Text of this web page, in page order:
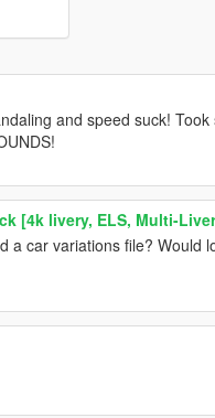
and speed suck!
[4k livery, ELS, Multi-
a car variations file? Would